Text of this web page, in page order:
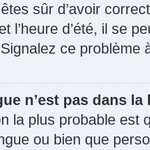
sûr d’avoir
l’heure d’été, il se
Signalez ce problème
n’est pas dans la
la plus probable est
ou bien que